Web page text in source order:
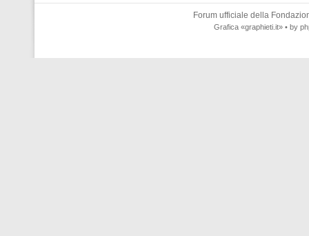
Forum ufficiale della
Grafica «graphieti.it» • by